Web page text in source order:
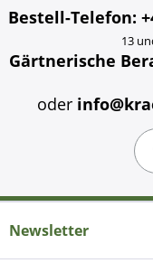
Bestell-Telefon:
13
Gärtnerische
oder
Newsletter